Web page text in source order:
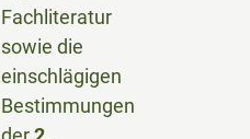
Fachliteratur
sowie die
einschlägigen
Bestimmungen